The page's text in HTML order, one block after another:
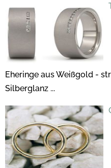
Eheringe aus Weißgold -
Silberglanz ...